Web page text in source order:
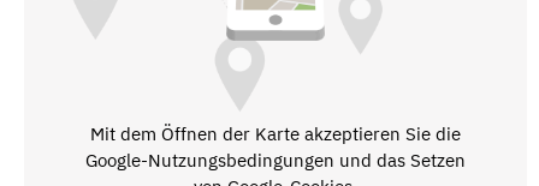
Mit dem Öffnen der Karte akzeptieren Sie die
Google-Nutzungsbedingungen und das Setzen